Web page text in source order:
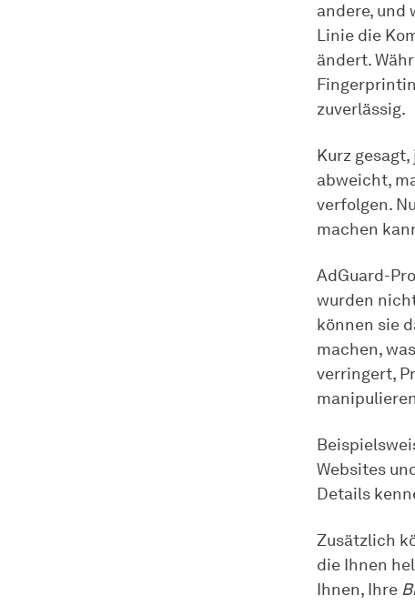
andere, und
Linie die
ändert.
zuverlässig.
Kurz
abweicht,
verfolgen.
machen
AdGuard-
wurden
können sie
machen,
verringert,
Websites
Details
Zusätzlich
die Ihnen
Ihnen, Ihre